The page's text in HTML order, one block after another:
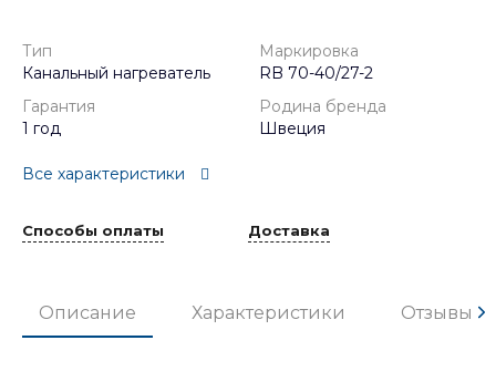
Тип
Канальный нагреватель
Маркировка
RB 70-40/27-2
Гарантия
1 год
Родина бренда
Швеция
Все характеристики
Способы оплаты Доставка
Описание Характеристики Отзывы